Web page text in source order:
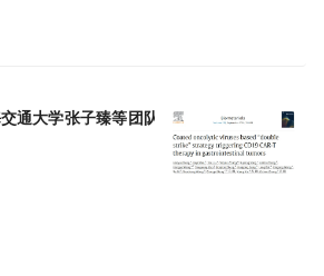
通大学张子臻等团队研究利用包膜溶瘤病毒